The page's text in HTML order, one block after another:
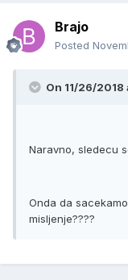
Brajo
Posted
On 11/26/
Naravno, sledecu
Onda da
misljenje????